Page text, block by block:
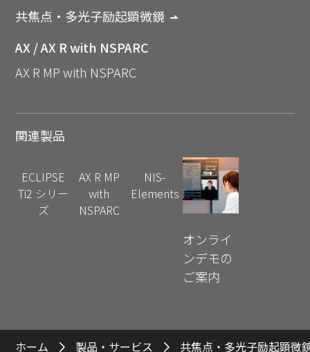
共焦点・多光子励起顕微鏡
AX / AX R with NSPARC
AX R MP with NSPARC
関連製品
ECLIPSE
Ti2 シリー
ズ
AX R MP
with
NSPARC
NIS-
Elements
オンライ
ンデモの
ご案内
ホーム 製品・サービス 共焦点・多光子励起顕微